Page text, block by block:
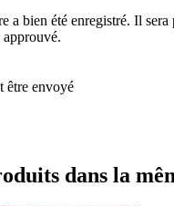
a bien été enregistré. Il sera
être envoyé
dans la